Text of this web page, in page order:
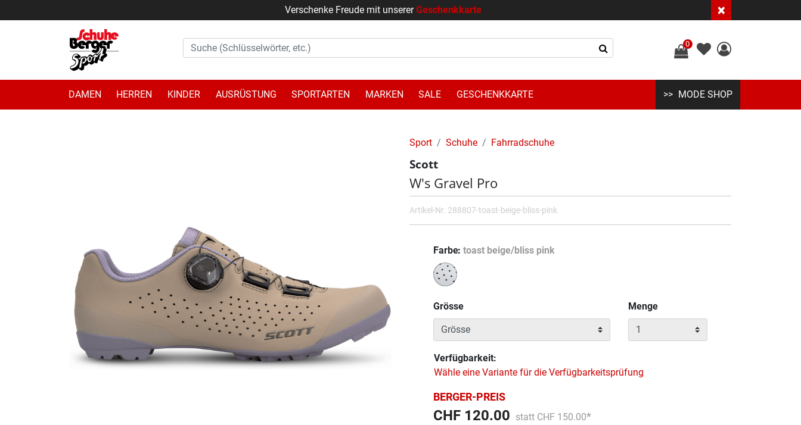
Verschenke Freude mit unsererGeschenkkarte ×
0
DAMEN HERREN KINDER AUSRÜSTUNG SPORTARTEN MARKEN SALE GESCHENKKARTE MODE SHOP
Sport Schuhe Fahrradschuhe
Scott
W's Gravel Pro
Artikel-Nr. 288807-toast-beige-bliss-pink
Farbe toast beige/bliss pink
Grösse Menge
Verfügbarkeit:
Wähle eine Variante für die Verfügbarkeitsprüfung
BERGER-PREIS
CHF 120.00 Preis reduziert von
statt CHF 150.00
An